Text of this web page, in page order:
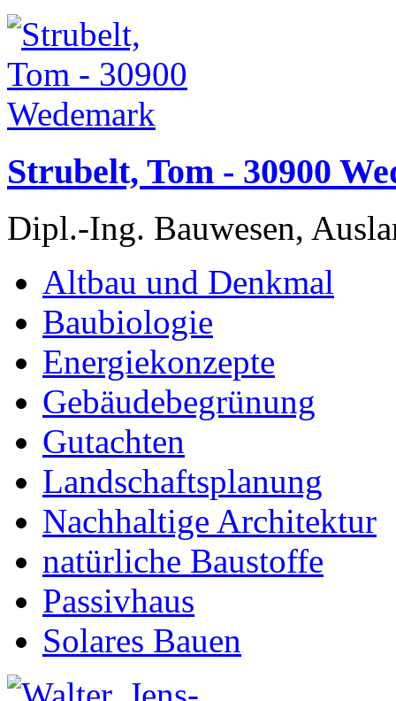
Strubelt, Tom - 30900
Dipl.-Ing. Bauwesen,
Altbau und Denkmal
Baubiologie
Energiekonzepte
Gebäudebegrünung
Gutachten
Landschaftsplanung
Nachhaltige Architektur
natürliche Baustoffe
Passivhaus
Solares Bauen